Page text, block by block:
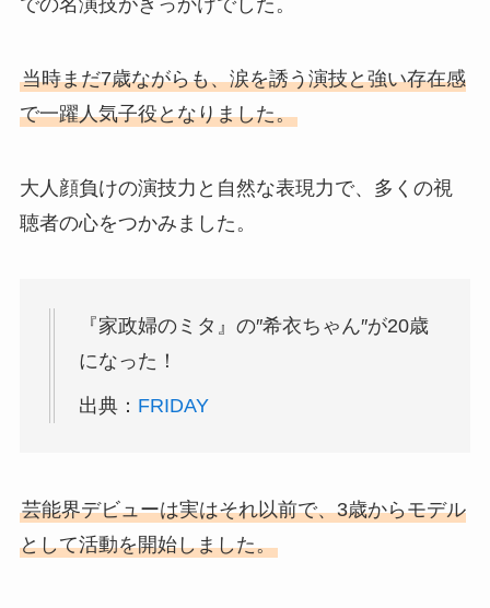
当時まだ7歳ながらも、涙を誘う演技と強い存在感
で一躍人気子役となりました。
大人顔負けの演技力と自然な表現力で、多くの視
聴者の心をつかみました。
『家政婦のミタ』の″希衣ちゃん″が20歳
になった！
出典： FRIDAY
芸能界デビューは実はそれ以前で、3歳からモデル
として活動を開始しました。